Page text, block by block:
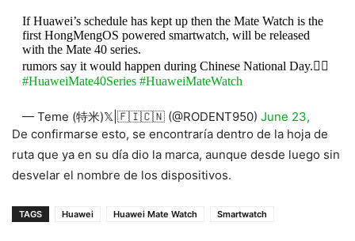
If Huawei’s schedule has kept up then the Mate Watch is the
first HongMengOS powered smartwatch, will be released
with the Mate 40 series.
rumors say it would happen during Chinese National Day.🤷‍♂️
#HuaweiMate40Series #HuaweiMateWatch
— Teme (特米)𝕏|🇫🇮🇨🇳 (@RODENT950) June 23,
2020
De confirmarse esto, se encontraría dentro de la hoja de
ruta que ya en su día dio la marca, aunque desde luego sin
desvelar el nombre de los dispositivos.
TAGS Huawei Huawei Mate Watch Smartwatch